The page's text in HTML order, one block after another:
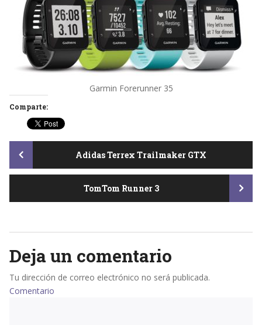
Garmin Forerunner 35
Comparte:
Post
navigation
Adidas Terrex Trailmaker GTX
TomTom Runner 3
Deja un comentario
Tu dirección de correo electrónico no será publicada.
Comentario